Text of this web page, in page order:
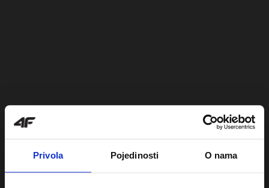
Privola Pojedinosti O nama